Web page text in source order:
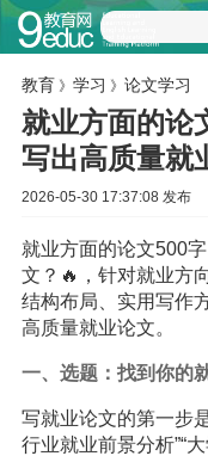
教育 》 学习 》 论文学习
就业方面的论
写出高质量就
2026-05-30 17:37:08 发布
就业方面的论文500
文？🔥，针对就业方
结构布局、实用写作
高质量就业论文。
一、选题：找到你的
写就业论文的第一步
行业就业前景分析”“